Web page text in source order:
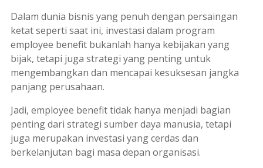
Dalam dunia bisnis yang penuh dengan persaingan
ketat seperti saat ini, investasi dalam program
employee benefitbukanlah hanya kebijakan yang
bijak, tetapi juga strategi yang penting untuk
mengembangkan dan mencapai kesuksesan jangka
panjang perusahaan.
Jadi, employee benefittidak hanya menjadi bagian
penting dari strategi sumber daya manusia, tetapi
juga merupakan investasi yang cerdas dan
berkelanjutan bagi masa depan organisasi.